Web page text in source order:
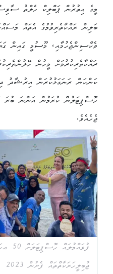
މީގެ އިތުރުން ޕަބްލިކް ހެލްތު
ބަލިން ރައްކާތެރިވުމުގެ އެތައް
ވެކްސިންޖެހުމާއި، މޫސުމީ ގައިން
ރައްކާތެރިކުރުމަށް މީހުން
ކަންކަން ރަނަގަޅުކުރަން އިރުޝާދު
ހޮސްޕިޓަލުން ކުރަމުން އަންނަ
ޖެހެއެވެ.
ޖުބިލީހަރަކާތްތައް ފެށުން 2023